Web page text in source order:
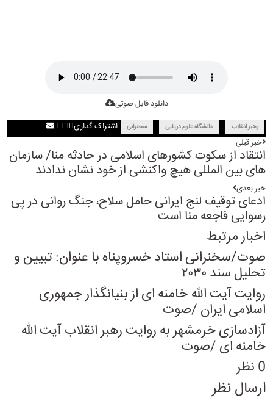
دانلود فایل صوتی
رهبر انقلاب دانشگاه علوم دریایی سخنرانی
اشتراک گذاری
خبر قبلی
انتقاد از سکوت کشورهای اسلامی در حادثه منا/ سازمان
های بین المللی هیچ واکنشی از خود نشان ندادند
خبر بعدی
ادعای توقیف لنج ایرانی حامل سلاح، جنگ روانی در پی
رسوایی فاجعه منا است
اخبار مرتبط
صوت/سخنرانی استاد خسروپناه با عنوان: تبیین و
تحلیل سند ۲۰۳۰
روایت آیت الله خامنه ای از بنیانگذار جمهوری
اسلامی ایران /صوت
آزادسازی خرمشهر به روایت رهبر انقلاب آیت الله
خامنه ای /صوت
0 نظر
ارسال نظر